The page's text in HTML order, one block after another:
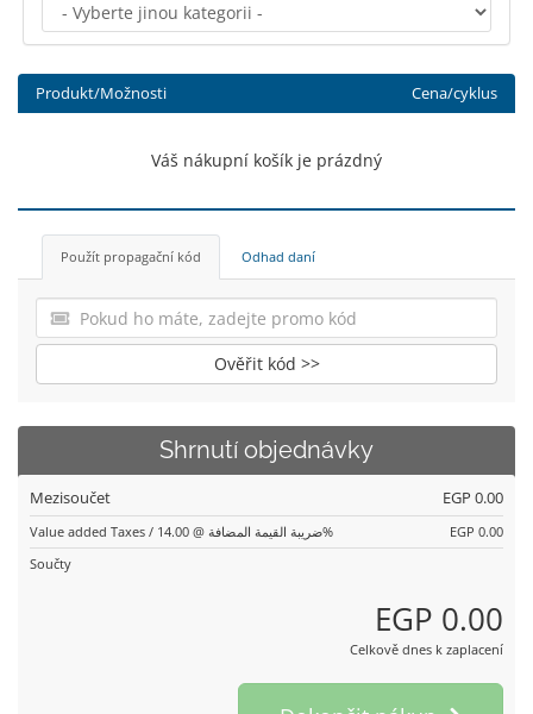
Produkt/Možnosti Cena/cyklus
Váš nákupní košík je prázdný
Použít propagační kód Odhad daní
Ověřit kód >>
Shrnutí objednávky
Mezisoučet EGP 0.00
Value added Taxes / ضريبة القيمة المضافة @ 14.00%
EGP 0.00
Součty
EGP 0.00
Celkově dnes k zaplacení